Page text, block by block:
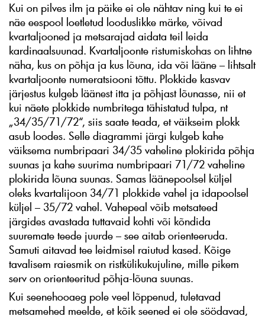
Kui on pilves ilm ja päike ei ole nähtav ning kui te ei
näe eespool loetletud looduslikke märke, võivad
kvartaljooned ja metsarajad aidata teil leida
kardinaalsuunad. Kvartaljoonte ristumiskohas on lihtne
näha, kus on põhja ja kus lõuna, ida või lääne – lihtsalt
kvartaljoonte numeratsiooni tõttu. Plokkide kasvav
järjestus kulgeb läänest itta ja põhjast lõunasse, nii et
kui näete plokkide numbritega tähistatud tulpa, nt
„34/35/71/72“, siis saate teada, et väikseim plokk
asub loodes. Selle diagrammi järgi kulgeb kahe
väiksema numbripaari 34/35 vaheline plokirida põhja
suunas ja kahe suurima numbripaari 71/72 vaheline
plokirida lõuna suunas. Samas läänepoolsel küljel
oleks kvartalijoon 34/71 plokkide vahel ja idapoolsel
küljel – 35/72 vahel. Vahepeal võib metsateed
järgides avastada tuttavaid kohti või kõndida
suuremate teede juurde – see aitab orienteeruda.
Samuti aitavad tee leidmisel raiutud kased. Kõige
tavalisem raiesmik on ristkülikukujuline, mille pikem
serv on orienteeritud põhja-lõuna suunas.
Kui seenehooaeg pole veel lõppenud, tuletavad
metsamehed meelde, et kõik seened ei ole söödavad,